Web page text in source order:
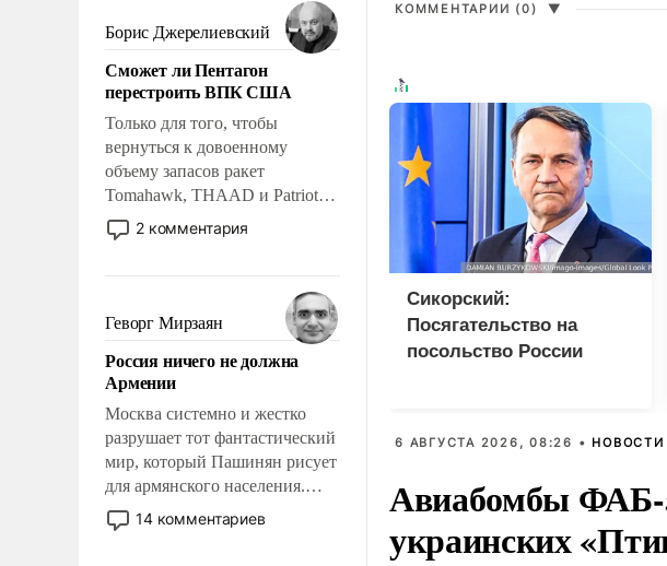
Борис Джерелиевский
Сможет ли Пентагон
перестроить ВПК США
Только для того, чтобы
вернуться к довоенному
объему запасов ракет
Tomahawk, THAAD и Patriot
США потребуется более трех
лет. Даже небольшая война с
Сложившаяся ситуация
означает многолетний период
уязвимости США, например,
перед Китаем.
2 комментария
Геворг Мирзаян
Россия ничего не должна
Армении
Москва системно и жестко
разрушает тот фантастический
мир, который Пашинян рисует
для армянского населения.
Мир, где политические
прожекты будут безусловно
14 комментариев
КОММЕНТАРИИ (0) ▼
Сикорский:
Посягательство на
посольство России
6 АВГУСТА 2026, 08:26 • НОВОСТИ
Авиабомбы ФАБ-
украинских